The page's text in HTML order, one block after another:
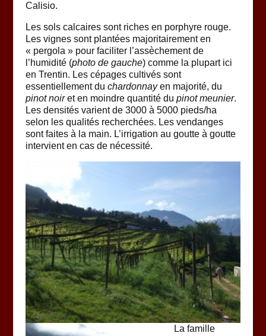
Calisio.
Les sols calcaires sont riches en porphyre rouge.
Les vignes sont plantées majoritairement en
« pergola » pour faciliter l’assèchement de
l’humidité (photo de gauche) comme la plupart ici
en Trentin. Les cépages cultivés sont
essentiellement du chardonnayen majorité, du
pinot noiret en moindre quantité du pinot meunier.
Les densités varient de 3000 à 5000 pieds/ha
selon les qualités recherchées. Les vendanges
sont faites à la main. L’irrigation au goutte à goutte
intervient en cas de nécessité.
La famille